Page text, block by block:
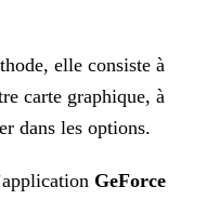
elle consiste à
carte graphique, à
dans les options.
GeForce